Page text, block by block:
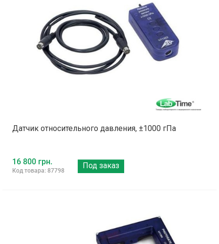
Датчик относительного давления, ±1000 гПа
16 800 грн.
Код товара: 87798
Под заказ